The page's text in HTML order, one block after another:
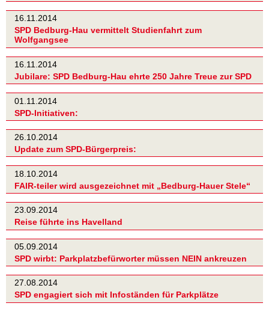
16.11.2014
SPD Bedburg-Hau vermittelt Studienfahrt zum
Wolfgangsee
16.11.2014
Jubilare: SPD Bedburg-Hau ehrte 250 Jahre Treue zur SPD
01.11.2014
SPD-Initiativen:
26.10.2014
Update zum SPD-Bürgerpreis:
18.10.2014
FAIR-teiler wird ausgezeichnet mit „Bedburg-Hauer Stele“
23.09.2014
Reise führte ins Havelland
05.09.2014
SPD wirbt: Parkplatzbefürworter müssen NEIN ankreuzen
27.08.2014
SPD engagiert sich mit Infoständen für Parkplätze